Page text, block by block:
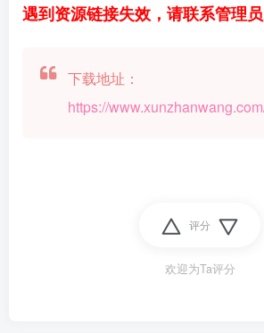
遇到资源链接失效，请联系管理员
下载地址：
https://
评分
欢迎为Ta评分